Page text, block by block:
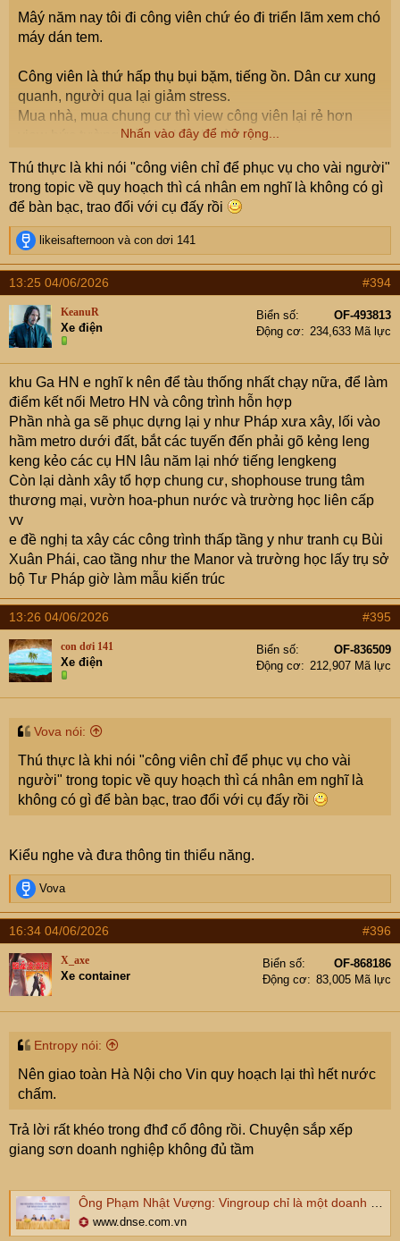
Mâý năm nay tôi đi công viên chứ éo đi triển lãm xem chó
máy dán tem.
Công viên là thứ hấp thụ bụi bặm, tiếng ồn. Dân cư xung
quanh, người qua lại giảm stress.
Mua nhà, mua chung cư thì view công viên lại rẻ hơn
view bức tường toà nhà bên kia à?
Nhấn vào đây để mở rộng...
Thú thực là khi nói "công viên chỉ để phục vụ cho vài người"
trong topic về quy hoạch thì cá nhân em nghĩ là không có gì
để bàn bạc, trao đổi với cụ đấy rồi
R
e
a
c
t
i
o
n
s
:
likeisafternoon và con dơi 141
13:25 04/06/2026 #394
KeanuR
Xe điện
Biển số
OF-493813
Động cơ
234,633 Mã lực
khu Ga HN e nghĩ k nên để tàu thống nhất chạy nữa, để làm
điểm kết nối Metro HN và công trình hỗn hợp
Phần nhà ga sẽ phục dựng lại y như Pháp xưa xây, lối vào
hầm metro dưới đất, bắt các tuyến đến phải gõ kẻng leng
keng kẻo các cụ HN lâu năm lại nhớ tiếng lengkeng
Còn lại dành xây tổ hợp chung cư, shophouse trung tâm
thương mại, vườn hoa-phun nước và trường học liên cấp
vv
e đề nghị ta xây các công trình thấp tầng y như tranh cụ Bùi
Xuân Phái, cao tầng như the Manor và trường học lấy trụ sở
bộ Tư Pháp giờ làm mẫu kiến trúc
13:26 04/06/2026 #395
con dơi 141
Xe điện
Biển số
OF-836509
Động cơ
212,907 Mã lực
Vova nói:
Thú thực là khi nói "công viên chỉ để phục vụ cho vài
người" trong topic về quy hoạch thì cá nhân em nghĩ là
không có gì để bàn bạc, trao đổi với cụ đấy rồi
Kiểu nghe và đưa thông tin thiểu năng.
R
e
a
c
t
i
o
n
s
Vova
16:34 04/06/2026 #396
X_axe
Xe container
Biển số
OF-868186
Động cơ
83,005 Mã lực
Entropy nói:
Nên giao toàn Hà Nội cho Vin quy hoạch lại thì hết nước
chấm.
Trả lời rất khéo trong đhđ cổ đông rồi. Chuyện sắp xếp
giang sơn doanh nghiệp không đủ tầm
Ông Phạm Nhật Vượng: Vingroup chỉ là một doanh nghiệp, sắp xếp giang sơn không phải tầm của chúng tôi
www.dnse.com.vn